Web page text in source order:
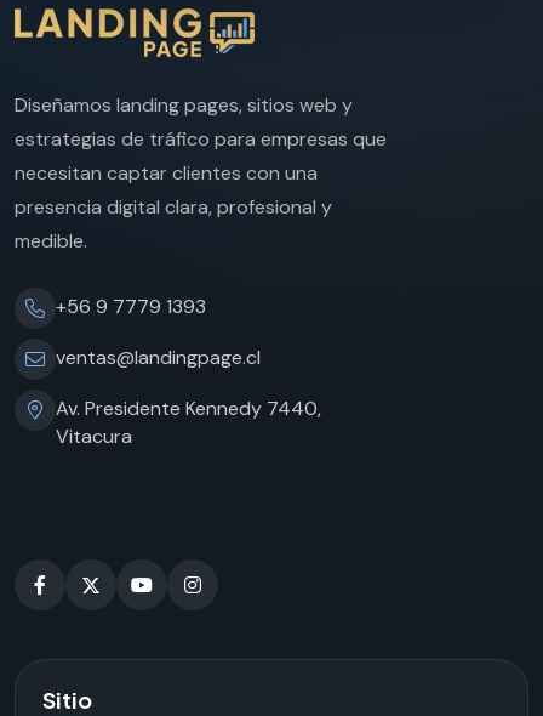
Diseñamos landing pages, sitios web y
estrategias de tráfico para empresas que
necesitan captar clientes con una
presencia digital clara, profesional y
medible.
+56 9 7779 1393
ventas@landingpage.cl
Av. Presidente Kennedy 7440,
Vitacura
Sitio